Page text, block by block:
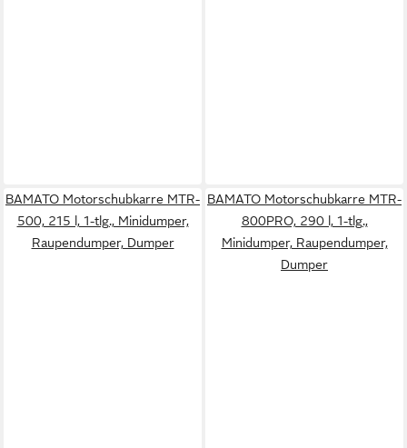
BAMATO Motorschubkarre MTR-
500, 215 l, 1-tlg., Minidumper,
Raupendumper, Dumper
BAMATO Motorschubkarre MTR-
800PRO, 290 l, 1-tlg.,
Minidumper, Raupendumper,
Dumper